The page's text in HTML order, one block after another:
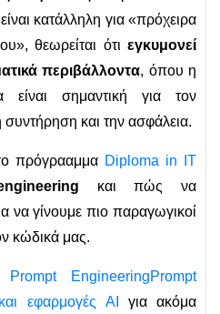
κατάλληλη για «πρόχειρα
θεωρείται ότι εγκυμονεί
περιβάλλοντα, όπου η
είναι σημαντική για τον
και την ασφάλεια.
πρόγρααμμα Diploma in IT
και πώς να
να γίνουμε πιο παραγωγικοί
κώδικά μας.
Prompt EngineeringPrompt
εφαρμογές AI
για ακόμα